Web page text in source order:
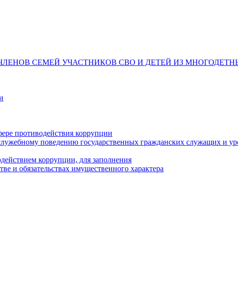
СЕМЕЙ УЧАСТНИКОВ СВО И ДЕТЕЙ ИЗ
противодействия коррупции
поведению государственных гражданских служащих и
коррупции, для заполнения
и обязательствах имущественного характера